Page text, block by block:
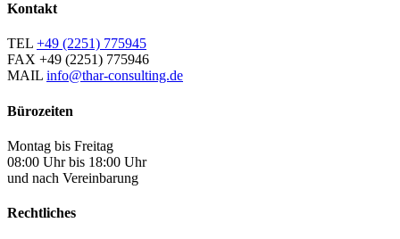
Kontakt
TEL +49 (2251) 775945
FAX +49 (2251) 775946
MAIL info@thar-consulting.de
Bürozeiten
Montag bis Freitag
08:00 Uhr bis 18:00 Uhr
und nach Vereinbarung
Rechtliches